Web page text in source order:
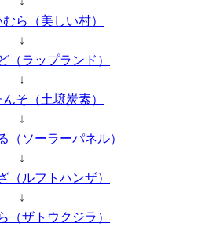
ら（美しい村）
↓
（ラップランド）
↓
そ（土壌炭素）
↓
（ソーラーパネル）
↓
（ルフトハンザ）
↓
（ザトウクジラ）